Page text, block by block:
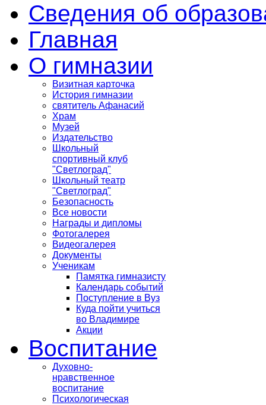
Сведения об
Главная
О гимназии
Визитная карточка
История гимназии
святитель Афанасий
Храм
Музей
Издательство
Школьный
спортивный клуб
"Светлоград"
Школьный театр
"Светлоград"
Безопасность
Все новости
Награды и дипломы
Фотогалерея
Видеогалерея
Документы
Ученикам
Памятка гимназисту
Календарь событий
Поступление в Вуз
Куда пойти учиться
во Владимире
Акции
Воспитание
Духовно-
нравственное
воспитание
Психологическая